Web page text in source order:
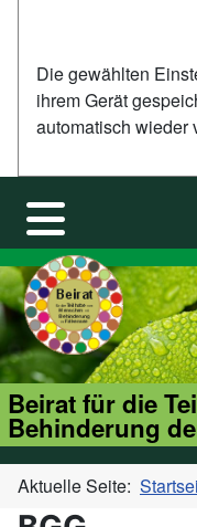
Die gewählten
ihrem Gerät
automatisch wieder
Beirat für die
Behinderung
Aktuelle Seite: